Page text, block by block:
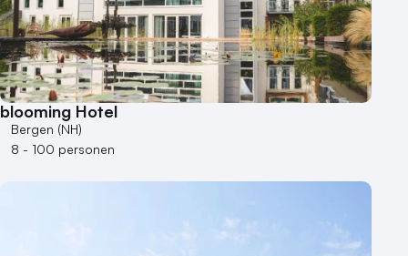
Theater
Varende locatie
blooming Hotel
Bergen (NH)
8 - 100 personen